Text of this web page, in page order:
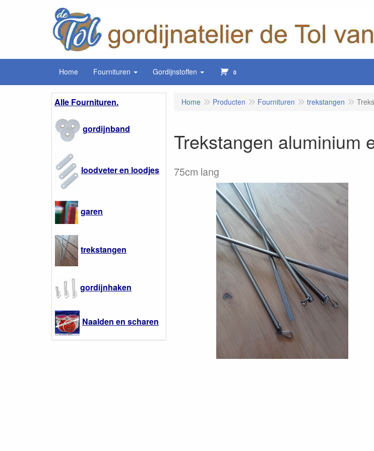
Home Fournituren Gordijnstoffen 0
Alle Fournituren.
gordijnband
loodveter en loodjes
garen
trekstangen
gordijnhaken
Naalden en scharen
Home Producten Fournituren trekstangen
Trekstangen aluminium
75cm lang